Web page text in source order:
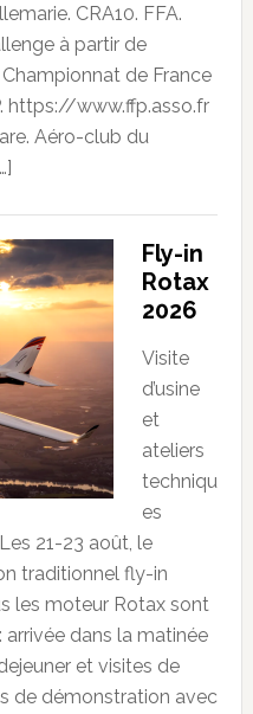
CRA10. FFA.
à partir de
Championnat de France
https://www.ffp.asso.fr
Aéro-club du
Fly-in
Rotax
2026
Visite
d’usine
et
ateliers
techniqu
es
21-23 août, le
traditionnel fly-in
les moteur Rotax sont
dans la matinée
et visites de
de démonstration avec